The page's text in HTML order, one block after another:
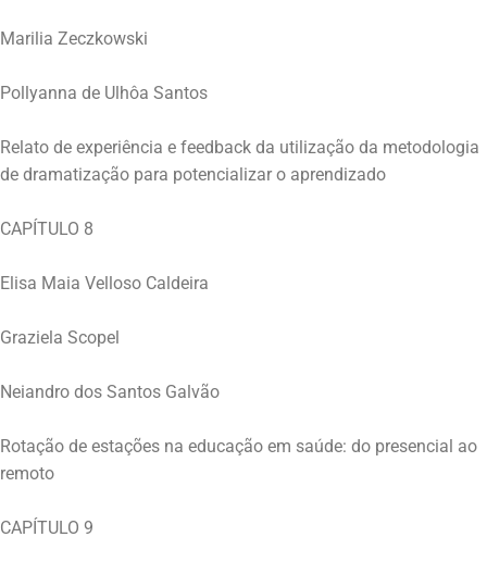
Marilia Zeczkowski
Pollyanna de Ulhôa Santos
Relato de experiência e feedback da utilização da metodologia
de dramatização para potencializar o aprendizado
CAPÍTULO 8
Elisa Maia Velloso Caldeira
Graziela Scopel
Neiandro dos Santos Galvão
Rotação de estações na educação em saúde: do presencial ao
remoto
CAPÍTULO 9